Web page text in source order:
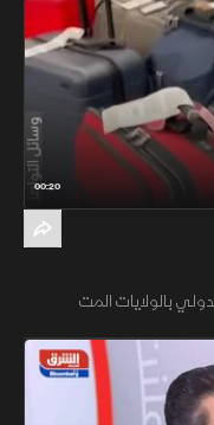
00:20
بالولايات المت